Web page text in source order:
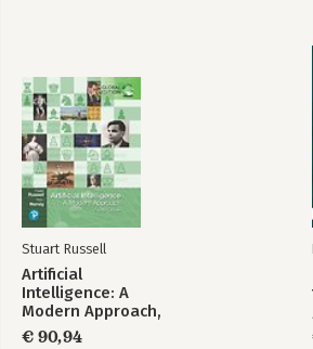
Bekijk alle boeken
Moeiteloos
Bijlage D: Discussiehandleiding voor
Dankwoord
Noten
Index
Stuart Russell
Artificial
Intelligence: A
Modern Approach,
Global Edition
€ 90,94